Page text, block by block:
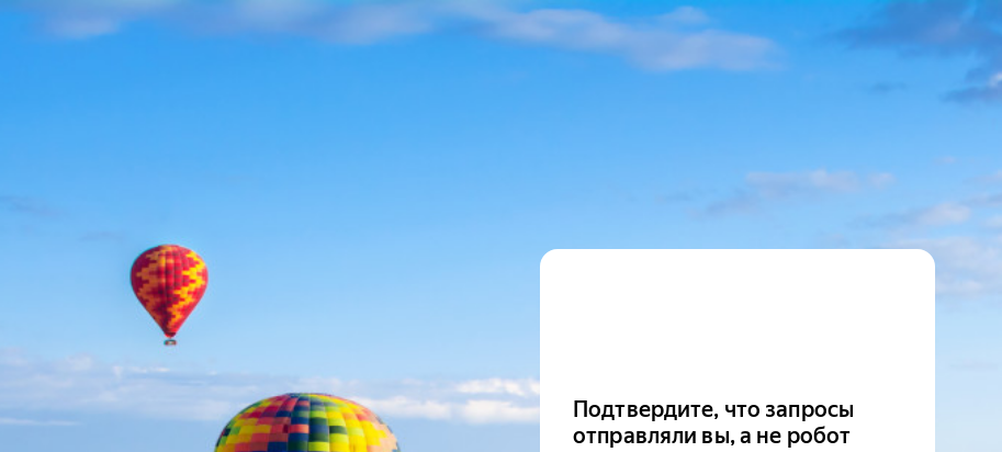
Подтвердите, что запросы
отправляли вы, а не робот